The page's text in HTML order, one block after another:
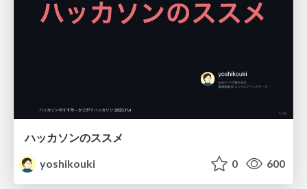
ハッカソンのススメ
yoshikouki
0 600